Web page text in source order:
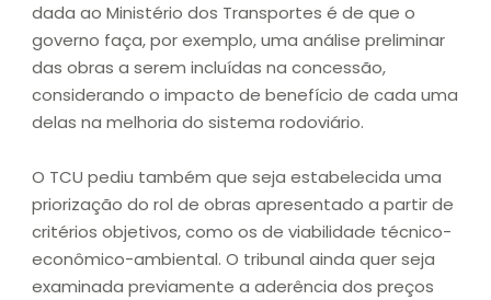
dada ao Ministério dos Transportes é de que o
governo faça, por exemplo, uma análise preliminar
das obras a serem incluídas na concessão,
considerando o impacto de benefício de cada uma
delas na melhoria do sistema rodoviário.
O TCU pediu também que seja estabelecida uma
priorização do rol de obras apresentado a partir de
critérios objetivos, como os de viabilidade técnico-
econômico-ambiental. O tribunal ainda quer seja
examinada previamente a aderência dos preços